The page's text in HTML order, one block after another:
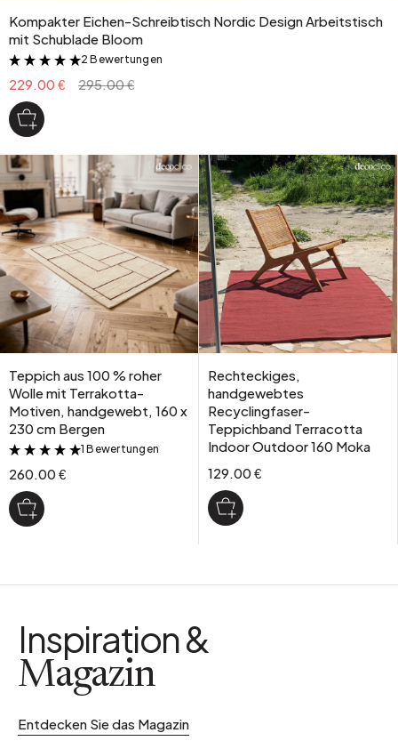
Kompakter Eichen-Schreibtisch Nordic Design Arbeitstisch
mit Schublade Bloom
&
2 Bewertungen
229.00 € 295.00 €
Teppich aus 100 % roher
Wolle mit Terrakotta-
Motiven, handgewebt, 160 x
230 cm Bergen
&
1 Bewertungen
260.00 €
Rechteckiges,
handgewebtes
Recyclingfaser-
Teppichband Terracotta
Indoor Outdoor 160 Moka
129.00 €
Inspiration &
Magazin
Entdecken Sie das Magazin